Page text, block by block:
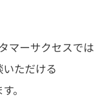
マーサクセスでは
ただける
。